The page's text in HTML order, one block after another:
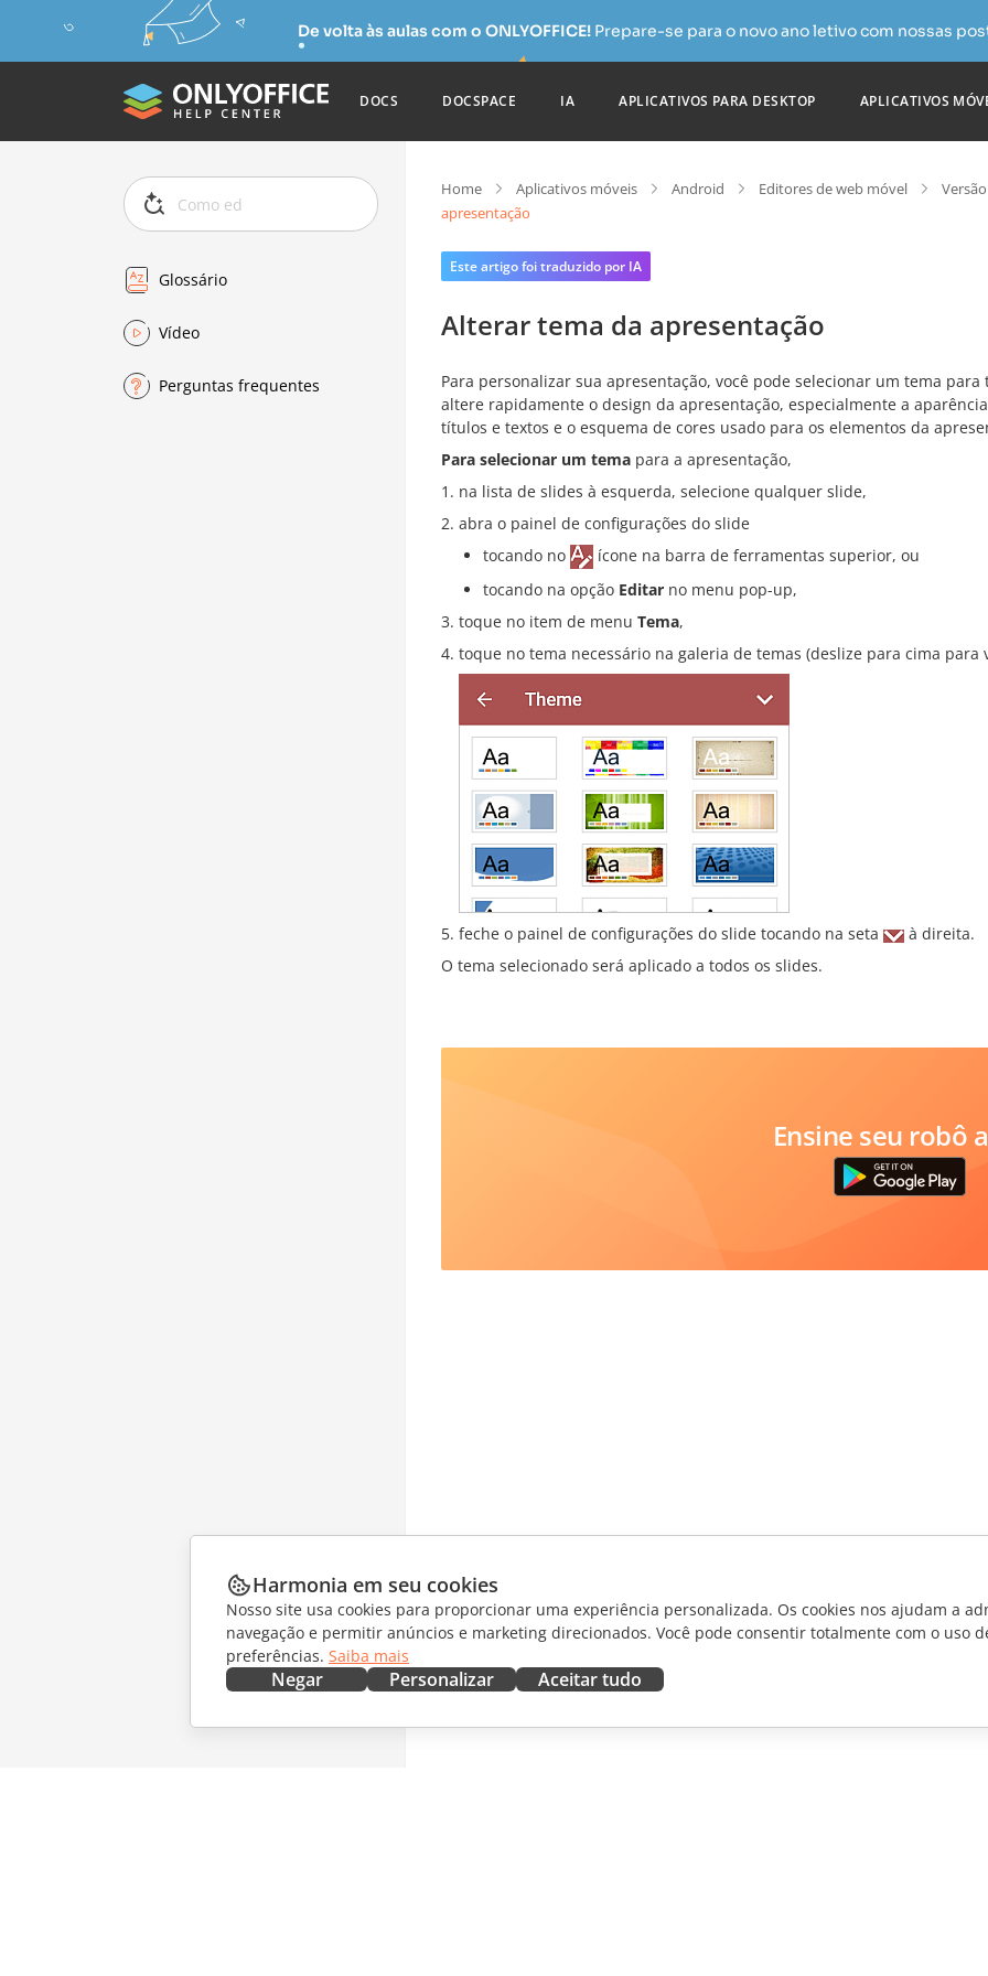
De volta às aulas com o ONLYOFFICE! Prepare-se para o novo ano letivo com nossas
DOCS DOCSPACE IA APLICATIVOS PARA DESKTOP APLICATIVOS
Glossário
Vídeo
Perguntas frequentes
Home Aplicativos móveis Android Editores de web móvel
apresentação
Este artigo foi traduzido por IA
Alterar tema da apresentação
Para personalizar sua apresentação, você pode selecionar um tema
altere rapidamente o design da apresentação, especialmente a
títulos e textos e o esquema de cores usado para os elementos da
Para selecionar um tema para a apresentação,
na lista de slides à esquerda, selecione qualquer slide,
abra o painel de configurações do slide
tocando no
ícone na barra de ferramentas superior, ou
tocando na opção Editar no menu pop-up,
toque no item de menu Tema,
toque no tema necessário na galeria de temas (deslize para cima para
feche o painel de configurações do slide tocando na seta
à direita.
O tema selecionado será aplicado a todos os slides.
Ensine seu robô
Harmonia em seu cookies
Nosso site usa cookies para proporcionar uma experiência personalizada. Os cookies nos ajudam a
navegação e permitir anúncios e marketing direcionados. Você pode consentir totalmente com o uso
preferências. Saiba mais
Negar Personalizar Aceitar tudo